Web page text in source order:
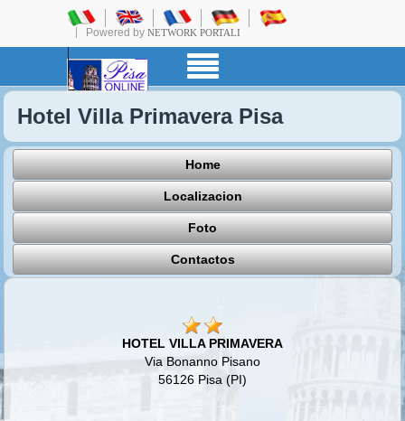
Powered by NETWORK PORTALI
Hotel Villa Primavera Pisa
Home
Localizacion
Foto
Contactos
HOTEL VILLA PRIMAVERA
Via Bonanno Pisano
56126 Pisa (PI)